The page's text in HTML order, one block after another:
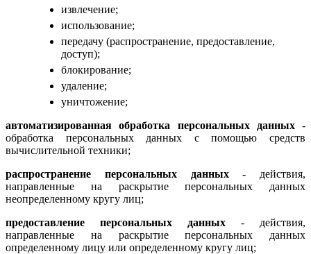
извлечение;
использование;
передачу (распространение, предоставление,
доступ);
блокирование;
удаление;
уничтожение;
автоматизированная обработка персональных данных-
обработка персональных данных с помощью средств
вычислительной техники;
распространение персональных данных- действия,
направленные на раскрытие персональных данных
неопределенному кругу лиц;
предоставление персональных данных - действия,
направленные на раскрытие персональных данных
определенному лицу или определенному кругу лиц;